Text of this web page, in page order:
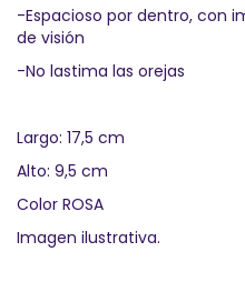
-Espacioso por dentro, con
de visión
-No lastima las orejas
Largo: 17,5 cm
Alto: 9,5 cm
Color ROSA
Imagen ilustrativa.